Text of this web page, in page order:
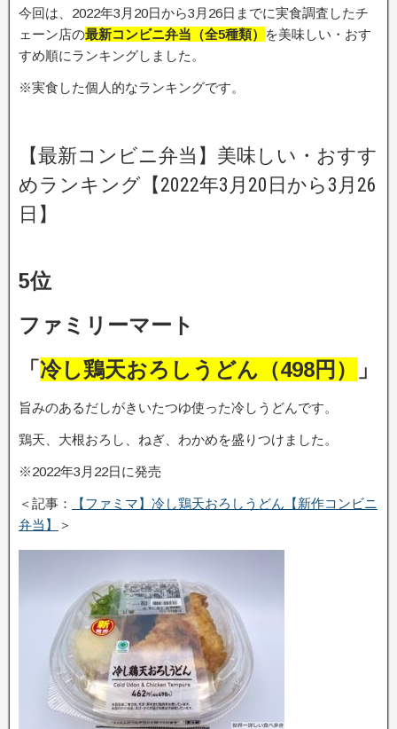
今回は、2022年3月20日から3月26日までに実食調査したチ
ェーン店の最新コンビニ弁当（全5種類）
を美味しい・おす
すめ順にランキングしました。
※実食した個人的なランキングです。
【最新コンビニ弁当】美味しい・おすす
めランキング【2022年3月20日から3月26
日】
5位
ファミリーマート
「 冷し鶏天おろしうどん（498円） 」
旨みのあるだしがきいたつゆ使った冷しうどんです。
鶏天、大根おろし、ねぎ、わかめを盛りつけました。
※2022年3月22日に発売
＜記事：
【ファミマ】冷し鶏天おろしうどん【新作コンビニ
弁当】
＞